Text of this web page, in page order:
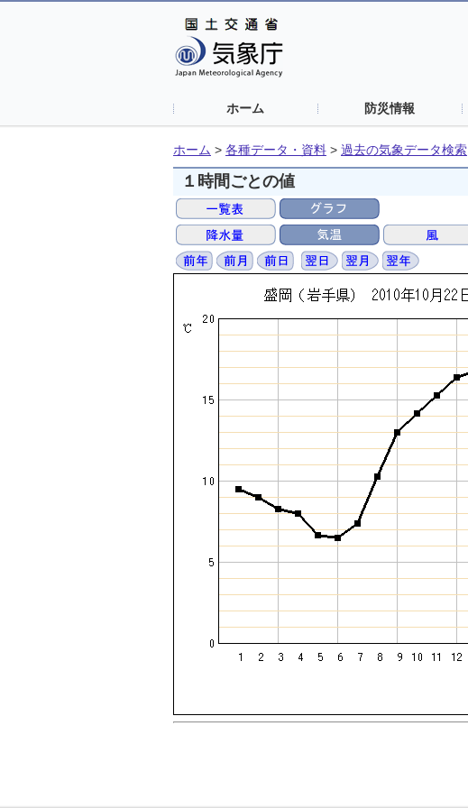
ホーム 防災情報
ホーム > 各種データ・資料 > 過去の気象データ検索
１時間ごとの値